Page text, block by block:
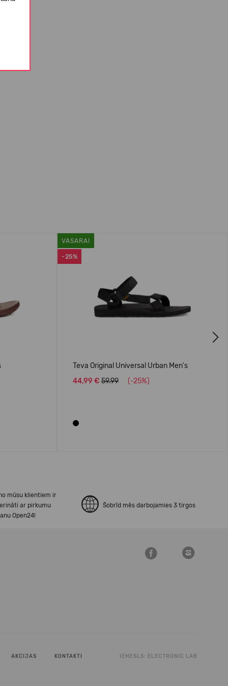
-25%
VASARAI
Teva Original Universal Urban Men's
44,99 € 59.99 (-25%)
mūsu klientiem ir
ar pirkumu
Open24!
Šobrīd mēs darbojamies 3 tirgos
AKCIJAS KONTAKTI IEMESLS: ELECTRONIC LAB